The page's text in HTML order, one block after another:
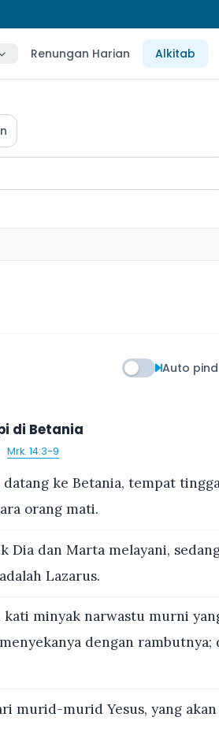
Renungan Harian Alkitab
Auto
di Betania
· Mrk. 14:3-9
datang ke Betania, tempat
orang mati.
dan Marta melayani,
Lazarus.
minyak narwastu murni
dengan rambutnya;
murid-murid Yesus, yang